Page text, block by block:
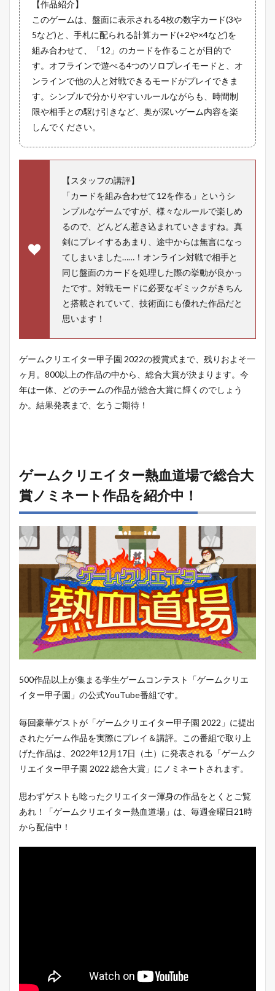
【作品紹介】
このゲームは、盤面に表示される4枚の数字カード(3や
5など)と、手札に配られる計算カード(+2や×4など)を
組み合わせて、「12」のカードを作ることが目的で
す。オフラインで遊べる4つのソロプレイモードと、オ
ンラインで他の人と対戦できるモードがプレイできま
す。シンプルで分かりやすいルールながらも、時間制
限や相手との駆け引きなど、奥が深いゲーム内容を楽
しんでください。
【スタッフの講評】
「カードを組み合わせて12を作る」というシ
ンプルなゲームですが、様々なルールで楽しめ
るので、どんどん惹き込まれていきますね。真
剣にプレイするあまり、途中からは無言になっ
てしまいました……！オンライン対戦で相手と
同じ盤面のカードを処理した際の挙動が良かっ
たです。対戦モードに必要なギミックがきちん
と搭載されていて、技術面にも優れた作品だと
思います！
ゲームクリエイター甲子園 2022の授賞式まで、残りおよそ一
ヶ月。800以上の作品の中から、総合大賞が決まります。今
年は一体、どのチームの作品が総合大賞に輝くのでしょう
か。結果発表まで、乞うご期待！
ゲームクリエイター熱血道場で総合大
賞ノミネート作品を紹介中！
500作品以上が集まる学生ゲームコンテスト「ゲームクリエ
イター甲子園」の公式YouTube番組です。
毎回豪華ゲストが「ゲームクリエイター甲子園 2022」に提出
されたゲーム作品を実際にプレイ＆講評。この番組で取り上
げた作品は、2022年12月17日（土）に発表される「ゲームク
リエイター甲子園 2022 総合大賞」にノミネートされます。
思わずゲストも唸ったクリエイター渾身の作品をとくとご覧
あれ！「ゲームクリエイター熱血道場」は、毎週金曜日21時
から配信中！